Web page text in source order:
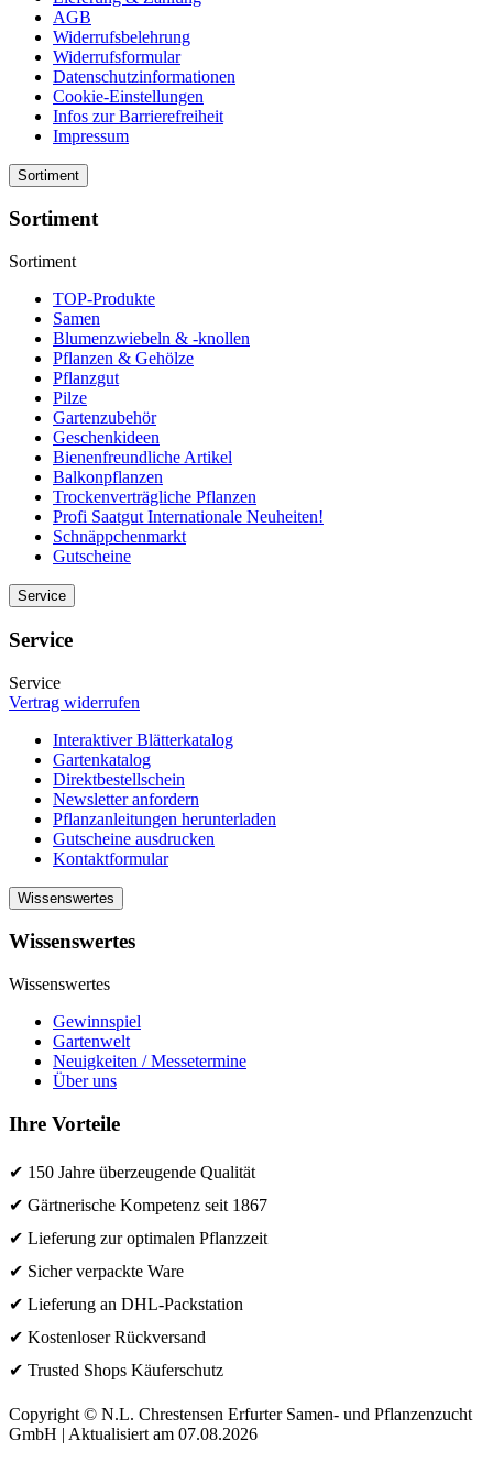
AGB
Widerrufsbelehrung
Widerrufsformular
Datenschutzinformationen
Cookie-Einstellungen
Infos zur Barrierefreiheit
Impressum
Sortiment
Sortiment
Sortiment
TOP-Produkte
Samen
Blumenzwiebeln & -knollen
Pflanzen & Gehölze
Pflanzgut
Pilze
Gartenzubehör
Geschenkideen
Bienenfreundliche Artikel
Balkonpflanzen
Trockenverträgliche Pflanzen
Profi Saatgut Internationale Neuheiten!
Schnäppchenmarkt
Gutscheine
Service
Service
Service
Vertrag widerrufen
Interaktiver Blätterkatalog
Gartenkatalog
Direktbestellschein
Newsletter anfordern
Pflanzanleitungen herunterladen
Gutscheine ausdrucken
Kontaktformular
Wissenswertes
Wissenswertes
Wissenswertes
Gewinnspiel
Gartenwelt
Neuigkeiten / Messetermine
Über uns
Ihre Vorteile
✔ 150 Jahre überzeugende Qualität
✔ Gärtnerische Kompetenz seit 1867
✔ Lieferung zur optimalen Pflanzzeit
✔ Sicher verpackte Ware
✔ Lieferung an DHL-Packstation
✔ Kostenloser Rückversand
✔ Trusted Shops Käuferschutz
Copyright © N.L. Chrestensen Erfurter Samen- und Pflanzenzucht
GmbH | Aktualisiert am 07.08.2026